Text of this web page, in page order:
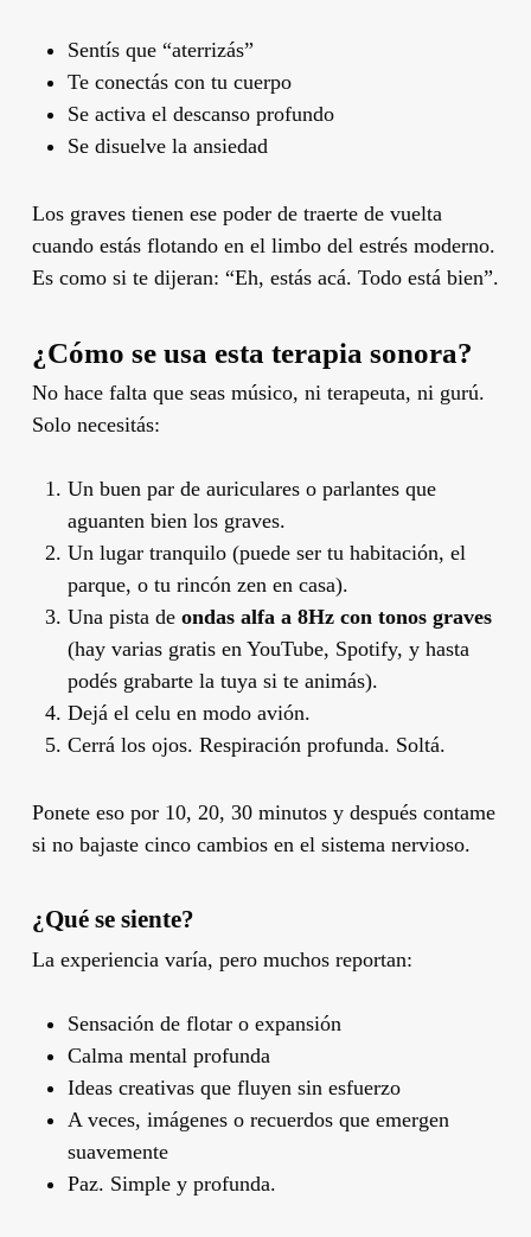
Sentís que “aterrizás”
Te conectás con tu cuerpo
Se activa el descanso profundo
Se disuelve la ansiedad
Los graves tienen ese poder de traerte de vuelta
cuando estás flotando en el limbo del estrés moderno.
Es como si te dijeran: “Eh, estás acá. Todo está bien”.
¿Cómo se usa esta terapia sonora?
No hace falta que seas músico, ni terapeuta, ni gurú.
Solo necesitás:
Un buen par de auriculares o parlantes que
aguanten bien los graves.
Un lugar tranquilo (puede ser tu habitación, el
parque, o tu rincón zen en casa).
Una pista de ondas alfa a 8Hz con tonos graves
(hay varias gratis en YouTube, Spotify, y hasta
podés grabarte la tuya si te animás).
Dejá el celu en modo avión.
Cerrá los ojos. Respiración profunda. Soltá.
Ponete eso por 10, 20, 30 minutos y después contame
si no bajaste cinco cambios en el sistema nervioso.
¿Qué se siente?
La experiencia varía, pero muchos reportan:
Sensación de flotar o expansión
Calma mental profunda
Ideas creativas que fluyen sin esfuerzo
A veces, imágenes o recuerdos que emergen
suavemente
Paz. Simple y profunda.